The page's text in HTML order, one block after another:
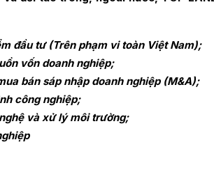
đầu tư (Trên phạm vi toàn Việt Nam);
vốn doanh nghiệp;
bán sáp nhập doanh nghiệp (M&A);
công nghiệp;
và xử lý môi trường;